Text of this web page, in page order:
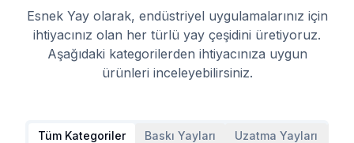
Esnek Yay olarak, endüstriyel uygulamalarınız için
ihtiyacınız olan her türlü yay çeşidini üretiyoruz.
Aşağıdaki kategorilerden ihtiyacınıza uygun
ürünleri inceleyebilirsiniz.
Tüm Kategoriler Baskı Yayları Uzatma Yayları